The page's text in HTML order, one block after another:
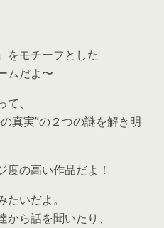
をモチーフとした
ムだよ〜
、
真実”の２つの謎を解き明
度の高い作品だよ！
いだよ。
ら話を聞いたり、